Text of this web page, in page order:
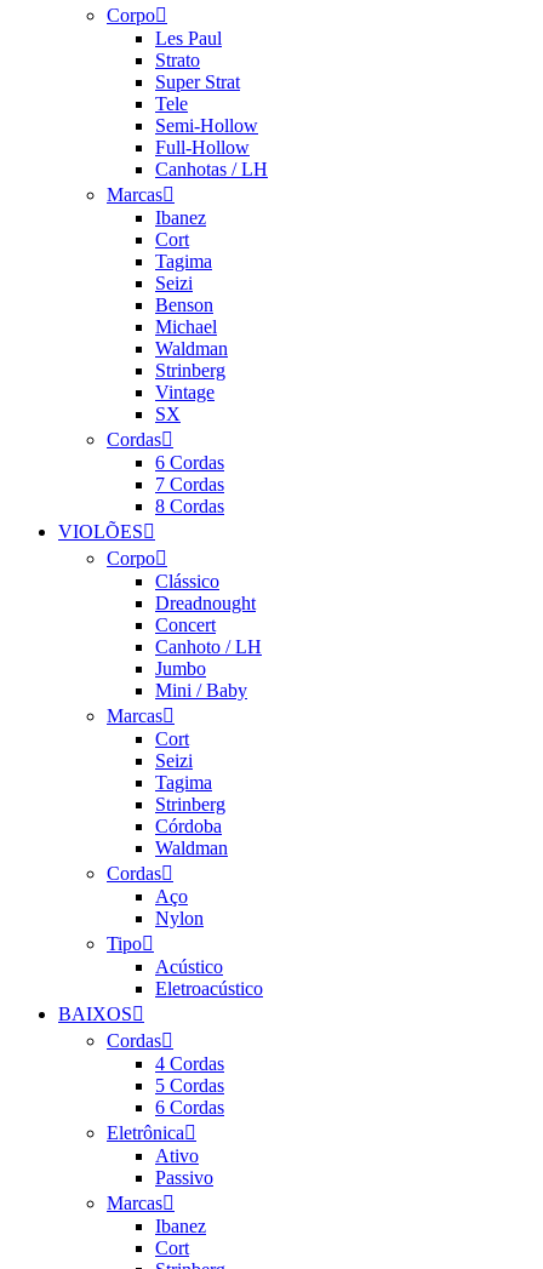
Corpo
Les Paul
Strato
Super Strat
Tele
Semi-Hollow
Full-Hollow
Canhotas / LH
Marcas
Ibanez
Cort
Tagima
Seizi
Benson
Michael
Waldman
Strinberg
Vintage
SX
Cordas
6 Cordas
7 Cordas
8 Cordas
VIOLÕES
Corpo
Clássico
Dreadnought
Concert
Canhoto / LH
Jumbo
Mini / Baby
Marcas
Cort
Seizi
Tagima
Strinberg
Córdoba
Waldman
Cordas
Aço
Nylon
Tipo
Acústico
Eletroacústico
BAIXOS
Cordas
4 Cordas
5 Cordas
6 Cordas
Eletrônica
Ativo
Passivo
Marcas
Ibanez
Cort